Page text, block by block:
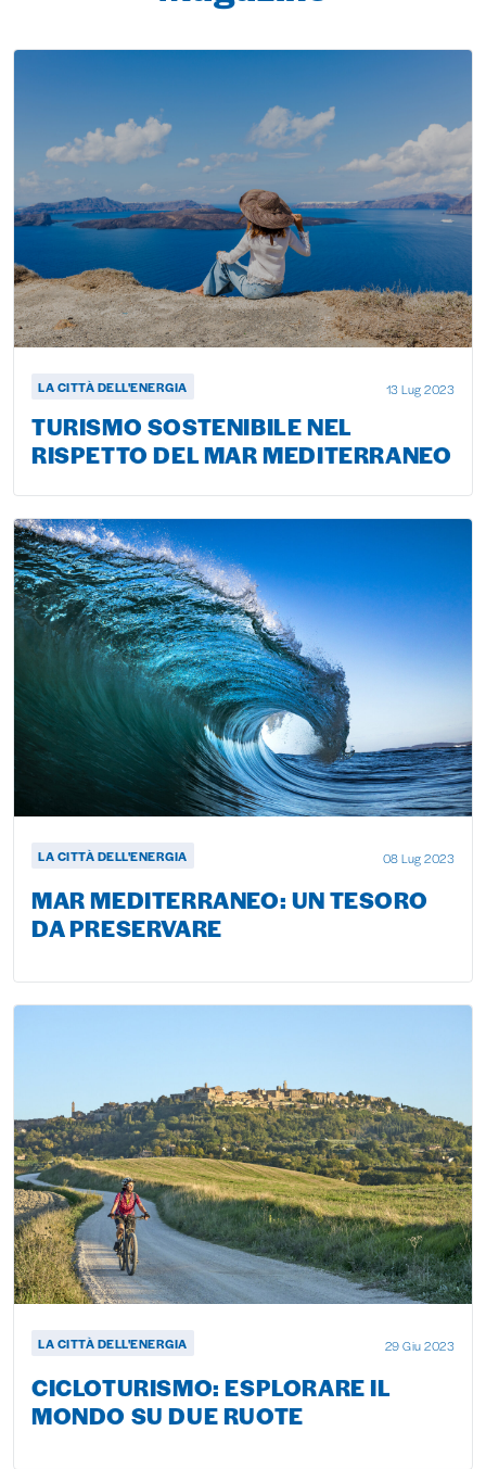
LA CITTÀ DELL'ENERGIA 13 Lug 2023
TURISMO SOSTENIBILE NEL
RISPETTO DEL MAR MEDITERRANEO
LA CITTÀ DELL'ENERGIA 08 Lug 2023
MAR MEDITERRANEO: UN TESORO
DA PRESERVARE
LA CITTÀ DELL'ENERGIA 29 Giu 2023
CICLOTURISMO: ESPLORARE IL
MONDO SU DUE RUOTE